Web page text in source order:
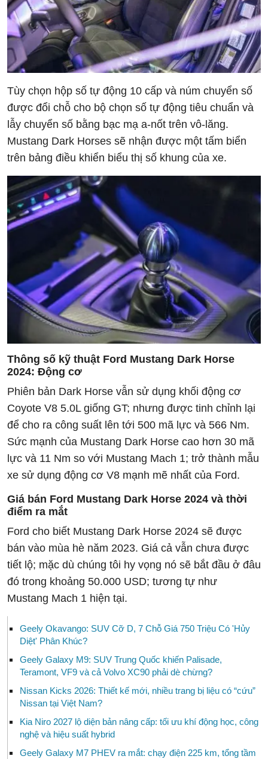
Tùy chọn hộp số tự động 10 cấp và núm chuyển số
được đổi chỗ cho bộ chọn số tự động tiêu chuẩn và
lẫy chuyển số bằng bạc mạ a-nốt trên vô-lăng.
Mustang Dark Horses sẽ nhận được một tấm biển
trên bảng điều khiển biểu thị số khung của xe.
Thông số kỹ thuật Ford Mustang Dark Horse
2024: Động cơ
Phiên bản Dark Horse vẫn sử dụng khối động cơ
Coyote V8 5.0L giống GT; nhưng được tinh chỉnh lại
để cho ra công suất lên tới 500 mã lực và 566 Nm.
Sức mạnh của Mustang Dark Horse cao hơn 30 mã
lực và 11 Nm so với Mustang Mach 1; trở thành mẫu
xe sử dụng động cơ V8 mạnh mẽ nhất của Ford.
Giá bán Ford Mustang Dark Horse 2024 và thời
điểm ra mắt
Ford cho biết Mustang Dark Horse 2024 sẽ được
bán vào mùa hè năm 2023. Giá cả vẫn chưa được
tiết lộ; mặc dù chúng tôi hy vọng nó sẽ bắt đầu ở đâu
đó trong khoảng 50.000 USD; tương tự như
Mustang Mach 1 hiện tại.
Geely Okavango: SUV Cỡ D, 7 Chỗ Giá 750 Triệu Có 'Hủy
Diệt' Phân Khúc?
Geely Galaxy M9: SUV Trung Quốc khiến Palisade,
Teramont, VF9 và cả Volvo XC90 phải dè chừng?
Nissan Kicks 2026: Thiết kế mới, nhiều trang bị liệu có “cứu”
Nissan tại Việt Nam?
Kia Niro 2027 lộ diện bản nâng cấp: tối ưu khí động học, công
nghệ và hiệu suất hybrid
Geely Galaxy M7 PHEV ra mắt: chạy điện 225 km, tổng tầm